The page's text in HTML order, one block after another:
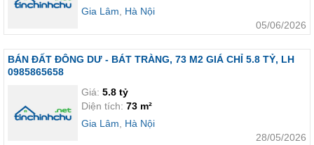
Gia Lâm
Hà Nội
05/06/2026
BÁN ĐẤT ĐÔNG DƯ - BÁT TRÀNG, 73 M2 GIÁ CHỈ 5.8 TỶ, LH
0985865658
Giá: 5.8 tỷ
Diện tích: 73 m²
Gia Lâm
Hà Nội
28/05/2026